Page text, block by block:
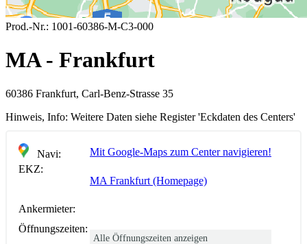
Prod.-Nr.: 1001-60386-M-C3-000
MA - Frankfurt
60386 Frankfurt, Carl-Benz-Strasse 35
Hinweis, Info: Weitere Daten siehe Register 'Eckdaten des Centers'
Navi:
Mit Google-Maps zum Center navigieren!
EKZ:
MA Frankfurt (Homepage)
Ankermieter:
Öffnungszeiten:
Alle Öffnungszeiten anzeigen